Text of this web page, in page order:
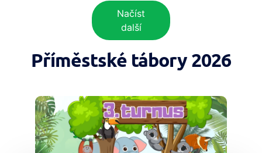
Načíst
další
Příměstské tábory 2026